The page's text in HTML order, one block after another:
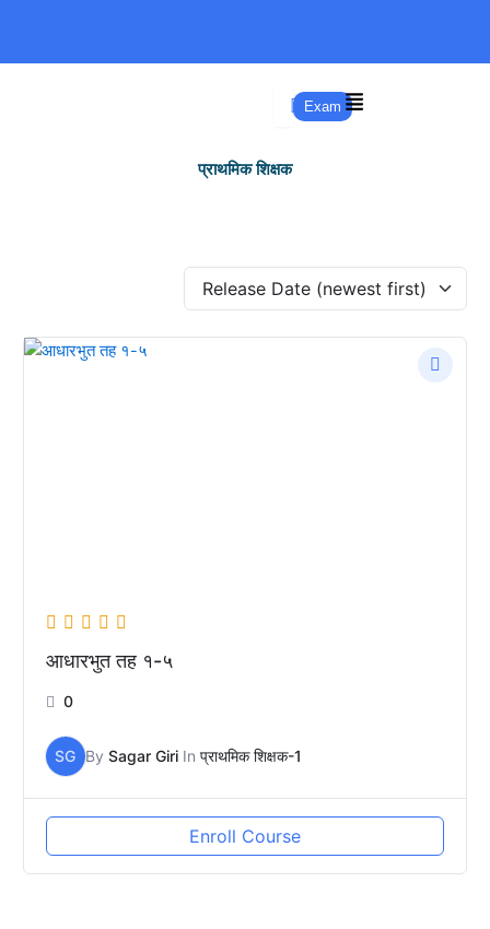
content
Exam
प्राथमिक शिक्षक
आधारभुत तह १-५
0
SG By Sagar GiriIn प्राथमिक शिक्षक-1
Enroll Course